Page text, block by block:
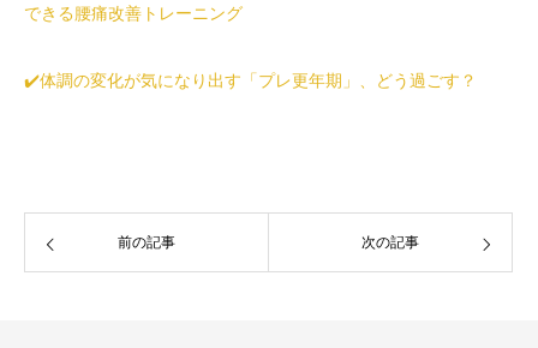
できる腰痛改善トレーニング
✔️体調の変化が気になり出す「プレ更年期」、どう過ごす？
前の記事 次の記事